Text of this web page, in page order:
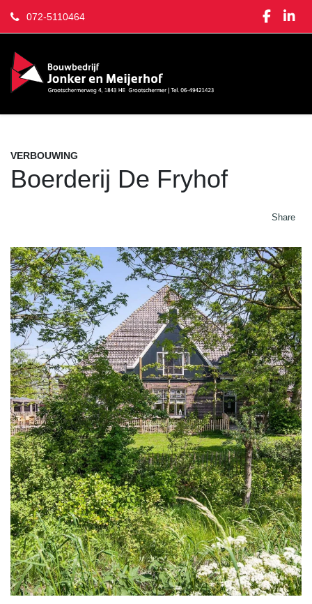
072-5110464
VERBOUWING
Boerderij De Fryhof
Share